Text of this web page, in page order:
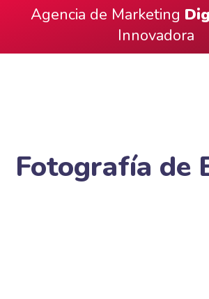
Agencia de Marketing
Innovadora
Fotografía de